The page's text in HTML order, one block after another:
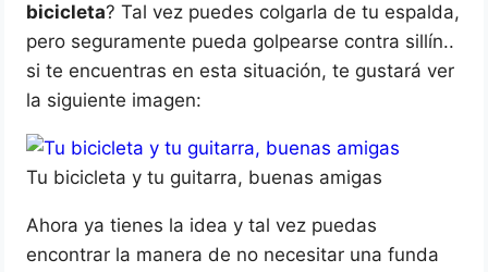
bicicleta? Tal vez puedes colgarla de tu espalda,
pero seguramente pueda golpearse contra sillín..
si te encuentras en esta situación, te gustará ver
la siguiente imagen:
Tu bicicleta y tu guitarra, buenas amigas
Ahora ya tienes la idea y tal vez puedas
encontrar la manera de no necesitar una funda